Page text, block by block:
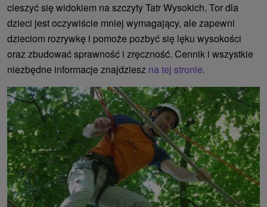
cieszyć się widokiem na szczyty Tatr Wysokich. Tor dla
dzieci jest oczywiście mniej wymagający, ale zapewni
dzieciom rozrywkę i pomoże pozbyć się lęku wysokości
oraz zbudować sprawność i zręczność. Cennik i wszystkie
niezbędne informacje znajdziesz na tej stronie.